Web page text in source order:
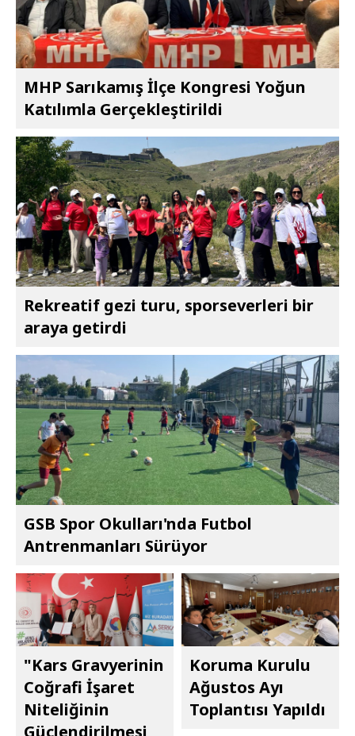
MHP Sarıkamış İlçe Kongresi Yoğun
Katılımla Gerçekleştirildi
Rekreatif gezi turu, sporseverleri bir
araya getirdi
GSB Spor Okulları'nda Futbol
Antrenmanları Sürüyor
"Kars Gravyerinin
Coğrafi İşaret
Niteliğinin
Güçlendirilmesi
Koruma Kurulu
Ağustos Ayı
Toplantısı Yapıldı